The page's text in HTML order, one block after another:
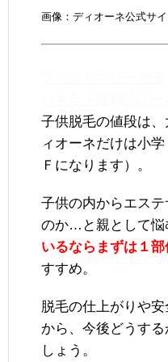
画像：ディオーネ公式サイ
子供脱毛の値段は
ィオーネだけは小
Ｆになります）。
子供の内からエス
のか…と親として悩
いるならまずは１
すすめ。
脱毛の仕上がりや
から、今後どうす
しょう。